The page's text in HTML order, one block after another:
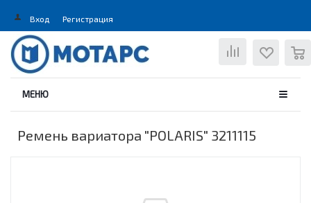
Вход Регистрация
МЕНЮ
Ремень вариатора "POLARIS" 3211115